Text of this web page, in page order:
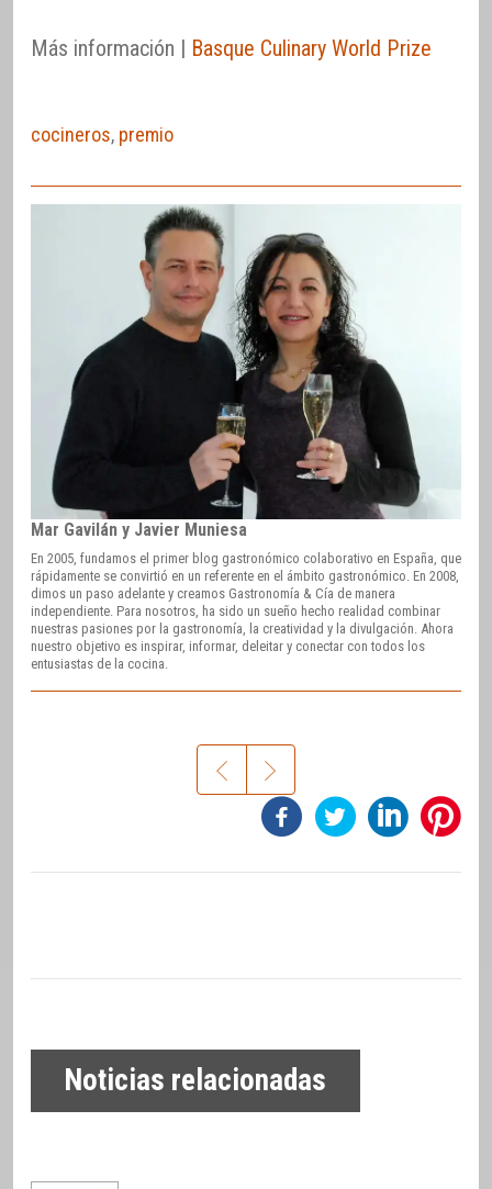
Más información | Basque Culinary World Prize
cocineros, premio
Mar Gavilán y Javier Muniesa
En 2005, fundamos el primer blog gastronómico colaborativo en España, que
rápidamente se convirtió en un referente en el ámbito gastronómico. En 2008,
dimos un paso adelante y creamos Gastronomía & Cía de manera
independiente. Para nosotros, ha sido un sueño hecho realidad combinar
nuestras pasiones por la gastronomía, la creatividad y la divulgación. Ahora
nuestro objetivo es inspirar, informar, deleitar y conectar con todos los
entusiastas de la cocina.
Noticias relacionadas